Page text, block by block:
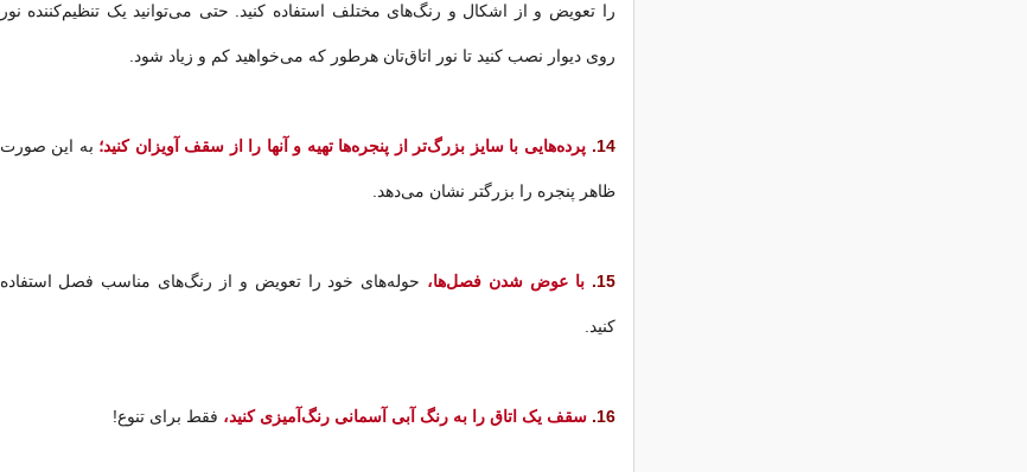
را تعویض و از اشکال و رنگ‌های مختلف استفاده کنید. حتی می‌توانید یک تنظیم‌کننده نور
روی دیوار نصب کنید تا نور اتاق‌تان هرطور كه می‌خواهید کم و زیاد شود.
14. پرده‌هایی با سایز بزرگ‌تر از پنجره‌ها تهیه و آنها را از سقف آویزان کنید؛ به این صورت
ظاهر پنجره را بزرگتر نشان می‌دهد.
15. با عوض شدن فصل‌ها، حوله‌های خود را تعویض و از رنگ‌های مناسب فصل استفاده
کنید.
16. سقف یک اتاق را به رنگ آبی آسمانی رنگ‌آمیزی کنید، فقط برای تنوع!